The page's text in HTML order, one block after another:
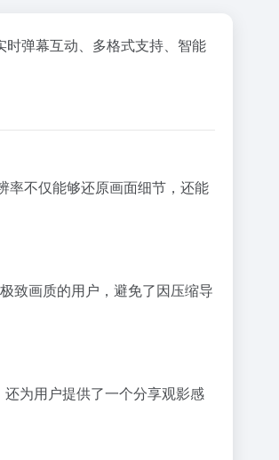
弹幕互动、多格式支持、智能
率不仅能够还原画面细节，还能
致画质的用户，避免了因压缩导
为用户提供了一个分享观影感